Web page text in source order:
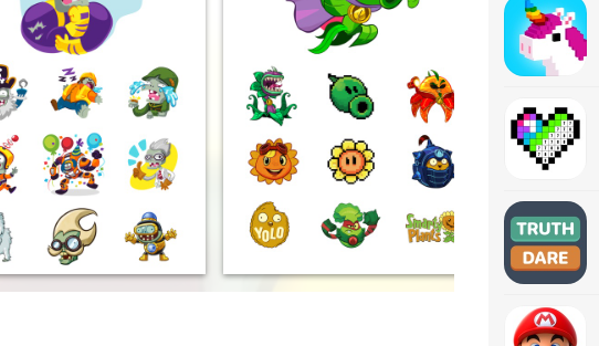
strijd (en een paar nieuwkomers), zoals zombie-
Toon de slimheid van je zombiebrein met Super Brainz,
#brains iedereen in je adresboek, en nog veel meer! En
verkeerskegels, emmers, en zelfs de hoed van de
2, Garden Warfare, en de rest van het PvZ-universum.
zorgt dat je binnen de kortste keren staat te
van berichten het stickertoetsenbord en beweeg door
of intenties het beste weergeeft, om de sticker in je bericht
plek: op een woord, op andere stickers, waar je